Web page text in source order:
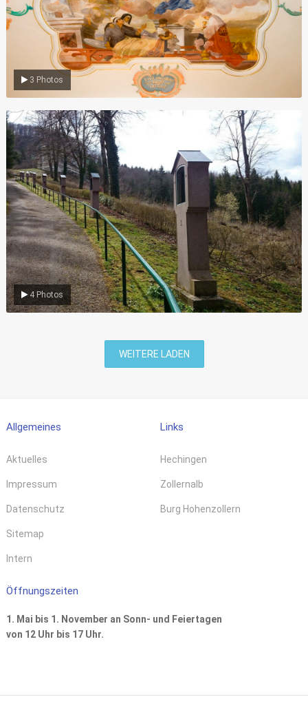
3 Photos
4 Photos
Umgebung
WEITERE LADEN
Allgemeines
Aktuelles
Impressum
Datenschutz
Sitemap
Intern
Links
Hechingen
Zollernalb
Burg Hohenzollern
Öffnungszeiten
1. Mai bis 1. November an Sonn- und Feiertagen
von 12 Uhr bis 17 Uhr.